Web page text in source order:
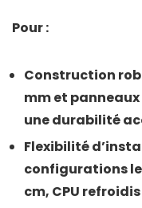
Pour:
Construction
mm et
une durabilité
Flexibilité
configurations
cm, CPU